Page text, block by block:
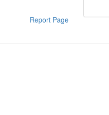
Report Page